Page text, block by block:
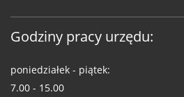
Godziny pracy urzędu:
poniedziałek - piątek:
7.00 - 15.00